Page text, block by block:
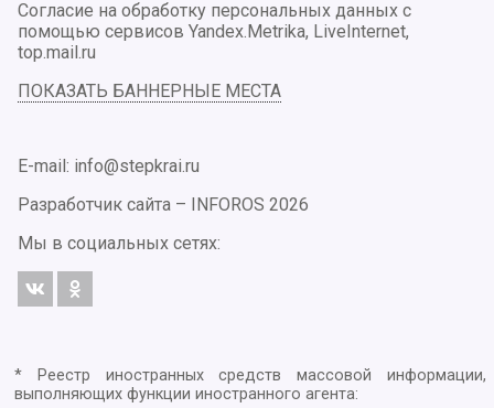
Согласие на обработку персональных данных с
помощью сервисов Yandex.Metrika, LiveInternet,
top.mail.ru
ПОКАЗАТЬ БАННЕРНЫЕ МЕСТА
E-mail: info@stepkrai.ru
Разработчик сайта –
INFOROS 2026
Мы в социальных сетях:
* Реестр иностранных средств массовой информации,
выполняющих функции иностранного агента: